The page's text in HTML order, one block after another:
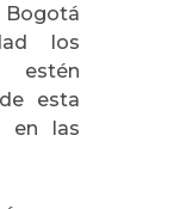
los
estén
esta
en las